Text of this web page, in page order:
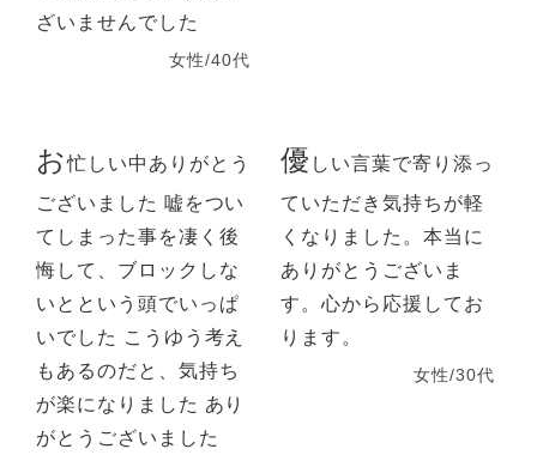
ざいませんでした
女性/40代
お忙しい中ありがとう
ございました 嘘をつい
てしまった事を凄く後
悔して、ブロックしな
いとという頭でいっぱ
いでした こうゆう考え
もあるのだと、気持ち
が楽になりました あり
がとうございました
優 しい言葉で寄り添っ
ていただき気持ちが軽
くなりました。本当に
ありがとうございま
す。心から応援してお
ります。
女性/30代